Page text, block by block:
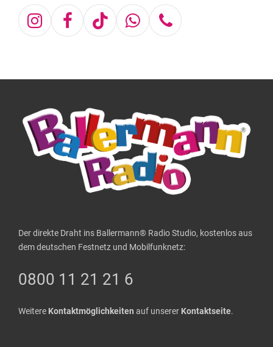
Instagram
Facebook
TiktokWhatsapp
Telefon
Der direkte Draht ins Ballermann® Radio Studio, kostenlos aus
dem deutschen Festnetz und Mobilfunknetz:
0800 11 21 21 6
Weitere Kontaktmöglichkeiten auf unserer Kontaktseite.